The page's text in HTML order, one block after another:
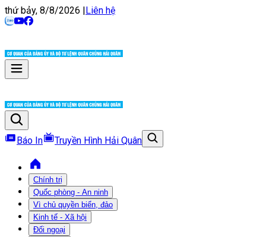
thứ bảy, 8/8/2026 |Liên hệ
Báo In Truyền Hình Hải Quân
Chính trị
Quốc phòng - An ninh
Vì chủ quyền biển, đảo
Kinh tế - Xã hội
Đối ngoại